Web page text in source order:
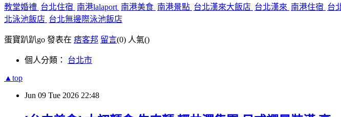
教堂婚禮 台北住宿 南港lalaport 南港美食 南港景點 台北漢來大飯店 台北漢來 南港住宿 台
北泳池飯店 台北無邊際泳池飯店
蛋寶趴趴go 發表在 痞客邦 留言(0) 人氣()
個人分類： 台北市
▲top
Jun 09 Tue 2026 22:48